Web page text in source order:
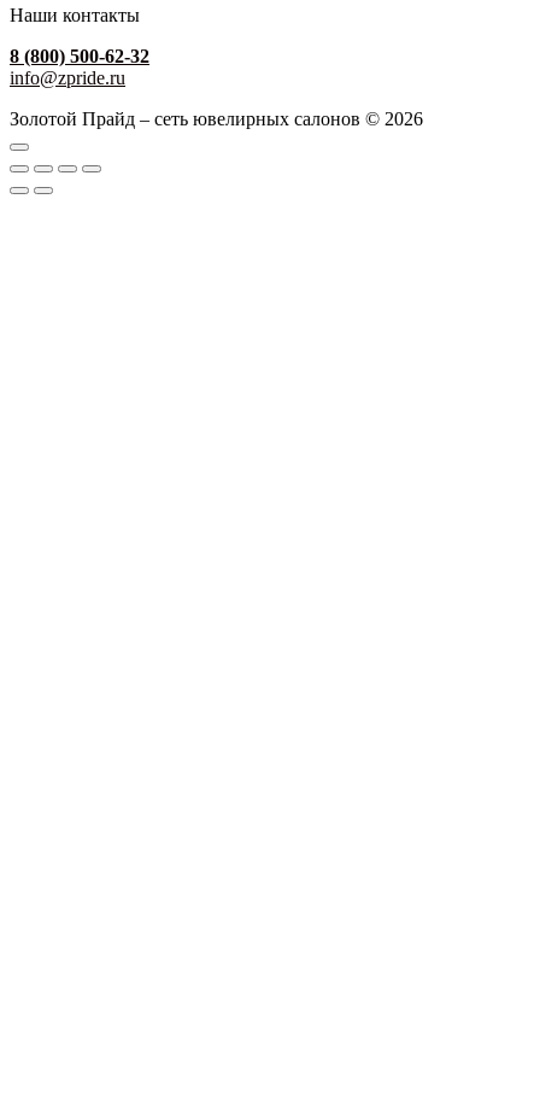
Наши контакты
8 (800) 500-62-32
info@zpride.ru
Золотой Прайд – сеть ювелирных салонов © 2026